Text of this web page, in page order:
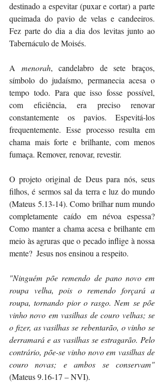
destinado a espevitar (puxar e cortar) a parte
queimada do pavio de velas e candeeiros.
Fez parte do dia a dia dos levitas junto ao
Tabernáculo de Moisés.
A menorah, candelabro de sete braços,
símbolo do judaísmo, permanecia acesa o
tempo todo. Para que isso fosse possível,
com eficiência, era preciso renovar
constantemente os pavios. Espevitá-los
frequentemente. Esse processo resulta em
chama mais forte e brilhante, com menos
fumaça. Remover, renovar, revestir.
O projeto original de Deus para nós, seus
filhos, é sermos sal da terra e luz do mundo
(Mateus 5.13-14). Como brilhar num mundo
completamente caído em névoa espessa?
Como manter a chama acesa e brilhante em
meio às agruras que o pecado inflige à nossa
mente?  Jesus nos ensinou a respeito.
"Ninguém põe remendo de pano novo em
roupa velha, pois o remendo forçará a
roupa, tornando pior o rasgo. Nem se põe
vinho novo em vasilhas de couro velhas; se
o fizer, as vasilhas se rebentarão, o vinho se
derramará e as vasilhas se estragarão. Pelo
contrário, põe-se vinho novo em vasilhas de
couro novas; e ambos se conservam"
(Mateus 9.16-17 – NVI).